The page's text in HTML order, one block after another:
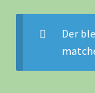
Der